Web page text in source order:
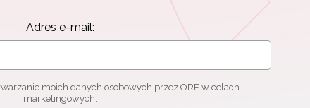
Adres e-mail:
moich danych osobowych przez ORE w celach
marketingowych.